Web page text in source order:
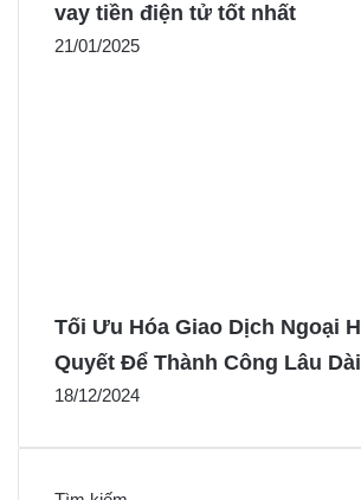
vay tiền điện tử tốt nhất
21/01/2025
Tối Ưu Hóa Giao Dịch Ngoại
Quyết Để Thành Công Lâu Dài
18/12/2024